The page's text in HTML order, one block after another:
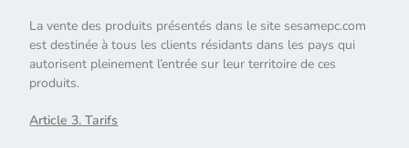
La vente des produits présentés dans le site sesamepc.com
est destinée à tous les clients résidants dans les pays qui
autorisent pleinement l’entrée sur leur territoire de ces
produits.
Article 3. Tarifs